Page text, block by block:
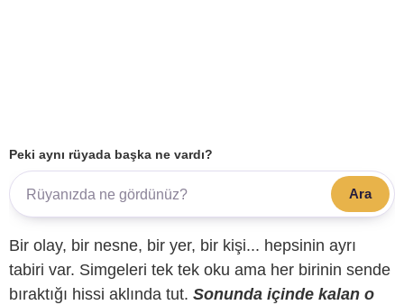
Peki aynı rüyada başka ne vardı?
Ara
Bir olay, bir nesne, bir yer, bir kişi... hepsinin ayrı
tabiri var. Simgeleri tek tek oku ama her birinin sende
bıraktığı hissi aklında tut. Sonunda içinde kalan o